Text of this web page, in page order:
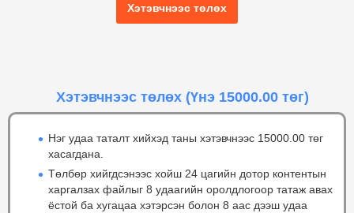
Хэтэвчнээс төлөх
Хэтэвчнээс төлөх (Үнэ 15000.00 төг)
Нэг удаа таталт хийхэд таны хэтэвчнээс 15000.00 төг
хасагдана.
Төлбөр хийгдсэнээс хойш 24 цагийн дотор контентын
харгалзах файлыг 8 удаагийн оролдлогоор татаж авах
ёстой ба хугацаа хэтэрсэн болон 8 аас дээш удаа